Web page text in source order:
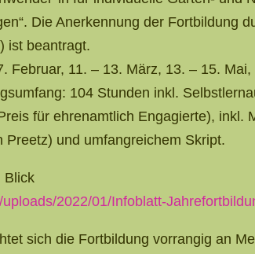
Die Anerkennung der Fortbildung
ist beantragt.
Februar, 11. – 13. März, 13. – 15.
104 Stunden inkl.
für ehrenamtlich Engagierte), inkl.
und umfangreichem Skript.
Blick
2022/01/Infoblatt-
sich die Fortbildung vorrangig an